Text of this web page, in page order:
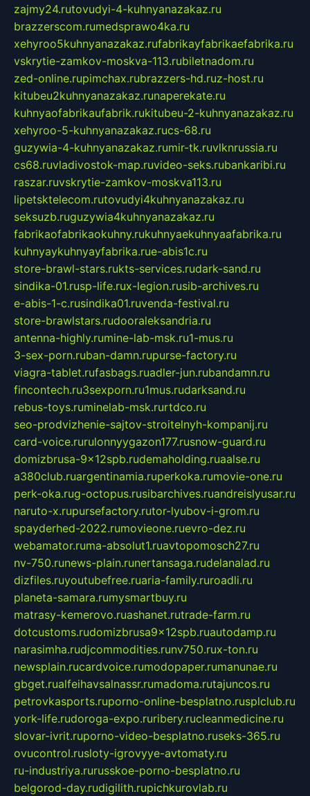
zajmy24.rutovudyi-4-kuhnyanazakaz.ru
brazzerscom.rumedsprawo4ka.ru
xehyroo5kuhnyanazakaz.rufabrikayfabrikaefabrika.ru
vskrytie-zamkov-moskva-113.rubiletnadom.ru
zed-online.rupimchax.rubrazzers-hd.ruz-host.ru
kitubeu2kuhnyanazakaz.runaperekate.ru
kuhnyaofabrikaufabrik.rukitubeu-2-kuhnyanazakaz.ru
xehyroo-5-kuhnyanazakaz.rucs-68.ru
guzywia-4-kuhnyanazakaz.rumir-tk.ruvlknrussia.ru
cs68.ruvladivostok-map.ruvideo-seks.rubankaribi.ru
raszar.ruvskrytie-zamkov-moskva113.ru
lipetsktelecom.rutovudyi4kuhnyanazakaz.ru
seksuzb.ruguzywia4kuhnyanazakaz.ru
fabrikaofabrikaokuhny.rukuhnyaekuhnyaafabrika.ru
kuhnyaykuhnyayfabrika.rue-abis1c.ru
store-brawl-stars.rukts-services.rudark-sand.ru
sindika-01.rusp-life.rux-legion.rusib-archives.ru
e-abis-1-c.rusindika01.ruvenda-festival.ru
store-brawlstars.rudooraleksandria.ru
antenna-highly.rumine-lab-msk.ru1-mus.ru
3-sex-porn.ruban-damn.rupurse-factory.ru
viagra-tablet.rufasbags.ruadler-jun.rubandamn.ru
fincontech.ru3sexporn.ru1mus.rudarksand.ru
rebus-toys.ruminelab-msk.rurtdco.ru
seo-prodvizhenie-sajtov-stroitelnyh-kompanij.ru
card-voice.rurulonnyygazon177.rusnow-guard.ru
domizbrusa-9x12spb.rudemaholding.ruaalse.ru
a380club.ruargentinamia.ruperkoka.rumovie-one.ru
perk-oka.rug-octopus.rusibarchives.ruandreislyusar.ru
naruto-x.rupursefactory.rutor-lyubov-i-grom.ru
spayderhed-2022.rumovieone.ruevro-dez.ru
webamator.ruma-absolut1.ruavtopomosch27.ru
nv-750.runews-plain.runertansaga.rudelanalad.ru
dizfiles.ruyoutubefree.ruaria-family.ruroadli.ru
planeta-samara.rumysmartbuy.ru
matrasy-kemerovo.ruashanet.rutrade-farm.ru
dotcustoms.rudomizbrusa9x12spb.ruautodamp.ru
narasimha.rudjcommodities.runv750.rux-ton.ru
newsplain.rucardvoice.rumodopaper.rumanunae.ru
gbget.rualfeihavsalnassr.rumadoma.rutajuncos.ru
petrovkasports.ruporno-online-besplatno.rusplclub.ru
york-life.rudoroga-expo.ruribery.rucleanmedicine.ru
slovar-ivrit.ruporno-video-besplatno.ruseks-365.ru
ovucontrol.rusloty-igrovyye-avtomaty.ru
ru-industriya.rurusskoe-porno-besplatno.ru
belgorod-day.rudigilith.rupichkurovlab.ru